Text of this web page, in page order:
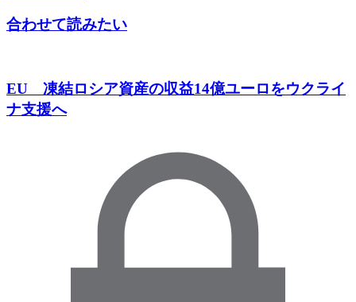
合わせて読みたい
EU 凍結ロシア資産の収益14億ユーロをウクライ
ナ支援へ